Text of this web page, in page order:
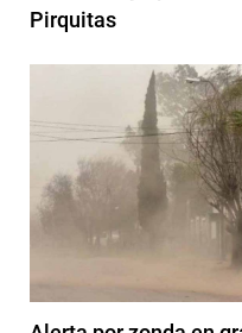
Pirquitas